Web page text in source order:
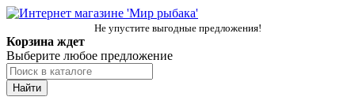
Не упустите выгодные предложения!
Корзина ждет
Выберите любое предложение
Найти